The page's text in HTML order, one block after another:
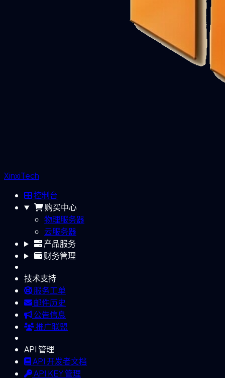
XinxiTech
控制台
购买中心
物理服务器
云服务器
产品服务
财务管理
技术支持
服务工单
邮件历史
公告信息
推广联盟
API 管理
API 开发者文档
API KEY 管理